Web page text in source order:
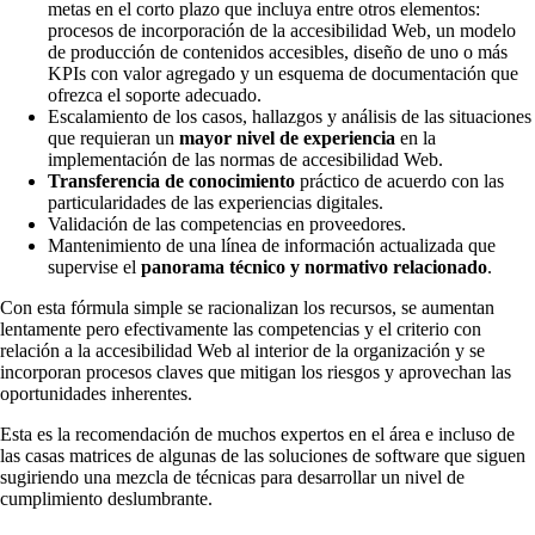
metas en el corto plazo que incluya entre otros elementos:
procesos de incorporación de la accesibilidad Web, un modelo
de producción de contenidos accesibles, diseño de uno o más
KPIs con valor agregado y un esquema de documentación que
ofrezca el soporte adecuado.
Escalamiento de los casos, hallazgos y análisis de las situaciones
que requieran un mayor nivel de experiencia en la
implementación de las normas de accesibilidad Web.
Transferencia de conocimiento práctico de acuerdo con las
particularidades de las experiencias digitales.
Validación de las competencias en proveedores.
Mantenimiento de una línea de información actualizada que
supervise el panorama técnico y normativo relacionado.
Con esta fórmula simple se racionalizan los recursos, se aumentan
lentamente pero efectivamente las competencias y el criterio con
relación a la accesibilidad Web al interior de la organización y se
incorporan procesos claves que mitigan los riesgos y aprovechan las
oportunidades inherentes.
Esta es la recomendación de muchos expertos en el área e incluso de
las casas matrices de algunas de las soluciones de software que siguen
sugiriendo una mezcla de técnicas para desarrollar un nivel de
cumplimiento deslumbrante.